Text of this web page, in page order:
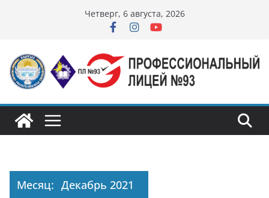
Четверг, 6 августа, 2026
Месяц: Декабрь 2021